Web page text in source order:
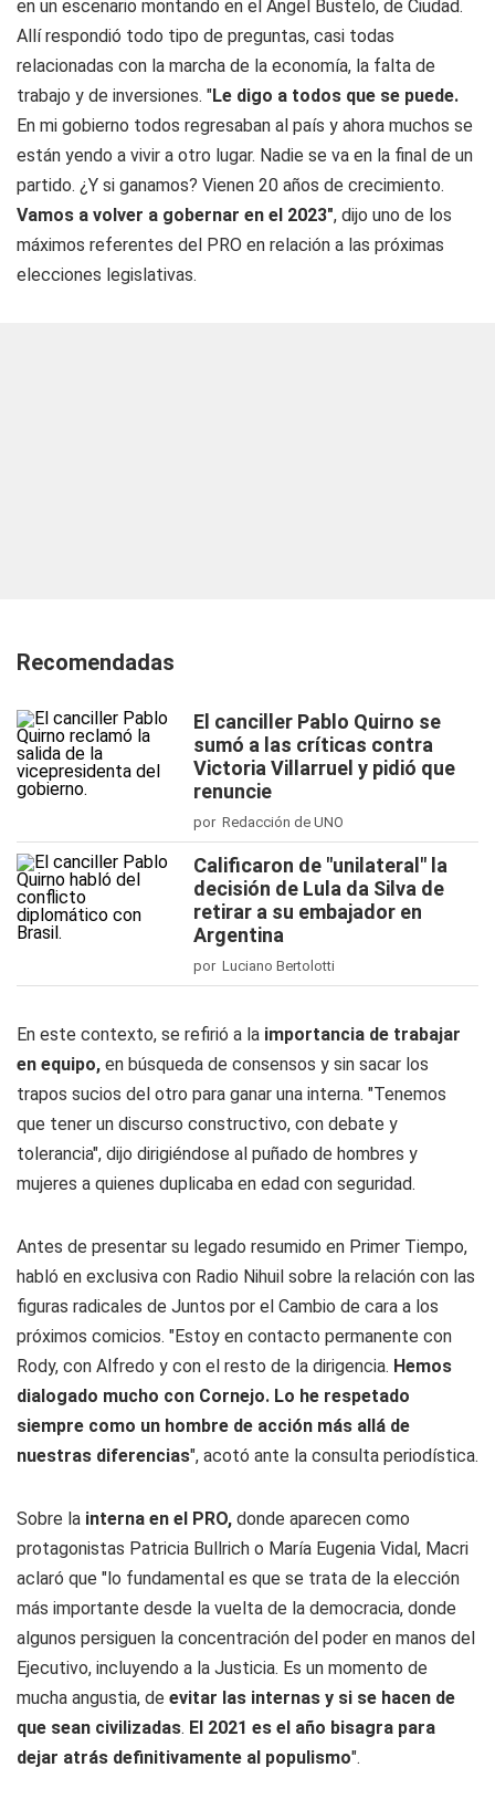
en un escenario montando en el Ángel Bustelo, de Ciudad.
Allí respondió todo tipo de preguntas, casi todas
relacionadas con la marcha de la economía, la falta de
trabajo y de inversiones. "Le digo a todos que se puede.
En mi gobierno todos regresaban al país y ahora muchos se
están yendo a vivir a otro lugar. Nadie se va en la final de un
partido. ¿Y si ganamos? Vienen 20 años de crecimiento.
Vamos a volver a gobernar en el 2023", dijo uno de los
máximos referentes del PRO en relación a las próximas
elecciones legislativas.
Recomendadas
El canciller Pablo Quirno se
sumó a las críticas contra
Victoria Villarruel y pidió que
renuncie
por Redacción de UNO
Calificaron de "unilateral" la
decisión de Lula da Silva de
retirar a su embajador en
Argentina
por Luciano Bertolotti
En este contexto, se refirió a la importancia de trabajar
en equipo, en búsqueda de consensos y sin sacar los
trapos sucios del otro para ganar una interna. "Tenemos
que tener un discurso constructivo, con debate y
tolerancia", dijo dirigiéndose al puñado de hombres y
mujeres a quienes duplicaba en edad con seguridad.
Antes de presentar su legado resumido en Primer Tiempo,
habló en exclusiva con Radio Nihuil sobre la relación con las
figuras radicales de Juntos por el Cambio de cara a los
próximos comicios. "Estoy en contacto permanente con
Rody, con Alfredo y con el resto de la dirigencia. Hemos
dialogado mucho con Cornejo. Lo he respetado
siempre como un hombre de acción más allá de
nuestras diferencias", acotó ante la consulta periodística.
Sobre la interna en el PRO, donde aparecen como
protagonistas Patricia Bullrich o María Eugenia Vidal, Macri
aclaró que "lo fundamental es que se trata de la elección
más importante desde la vuelta de la democracia, donde
algunos persiguen la concentración del poder en manos del
Ejecutivo, incluyendo a la Justicia. Es un momento de
mucha angustia, de evitar las internas y si se hacen de
que sean civilizadas. El 2021 es el año bisagra para
dejar atrás definitivamente al populismo".